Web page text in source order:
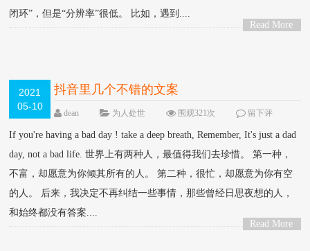
闭环”，但是“分辨率”很低。 比如，遇到....
Read More
2021
05-10
抖音里几个不错的文案
dean 为人处世 围观321次
留下评
If you're having a bad day ! take a deep breath, Remember, It's just a dad
day, not a bad life. 世界上有两种人，最值得我们去珍惜。 第一种，
不富，却愿意为你倾其所有的人。 第二种，很忙，却愿意为你有空
的人。 后来，我决定不再纠结一些事情，那些曾经日思夜想的人，
和始终都没有答案....
Read More